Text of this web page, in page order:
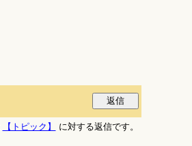
【トピック】 に対する返信です。